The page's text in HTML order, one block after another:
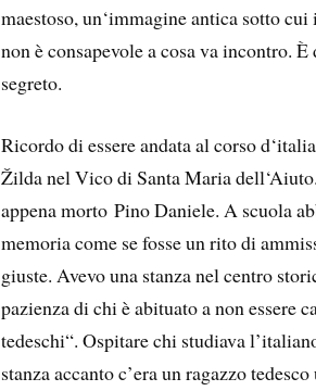
maestoso, un‘immagine antica sotto
non è consapevole a cosa va incontro.
segreto.
Ricordo di essere andata al corso
Žilda nel Vico di Santa Maria
appena morto Pino Daniele. A scuola
memoria come se fosse un rito di
giuste. Avevo una stanza nel centro
pazienza di chi è abituato a non essere
tedeschi“. Ospitare chi studiava
stanza accanto c’era un ragazzo